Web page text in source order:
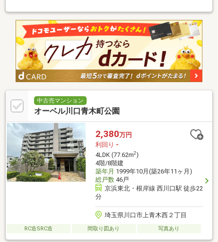
中古売マンション
オーベル川口青木町公園
2,380万円
利回り -
4LDK (77.62m2)
4階/8階建
築年月 1999年10月(築26年11ヶ月)
総戸数46戸
京浜東北・根岸線 西川口駅 徒歩22
分
埼玉県川口市上青木西２丁目
RC造SRC造 間取り図あり 写真あり